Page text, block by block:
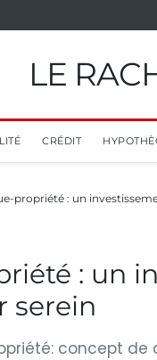
LE
CRÉDIT
propriété : un
: un
serein
concept